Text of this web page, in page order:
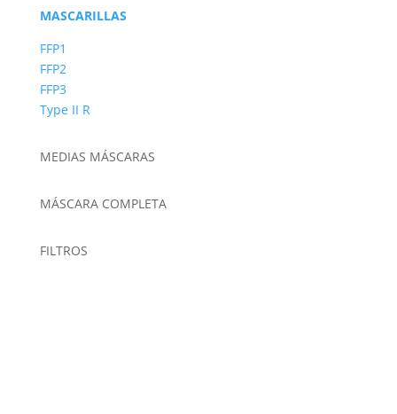
MASCARILLAS
FFP1
FFP2
FFP3
Type II R
MEDIAS MÁSCARAS
MÁSCARA COMPLETA
FILTROS